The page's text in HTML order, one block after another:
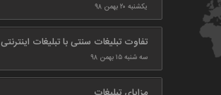
یکشنبه ۲۰ بهمن ۹۸
تفاوت تبلیغات سنتی با تبلیغات اینترنتی
سه شنبه ۱۵ بهمن ۹۸